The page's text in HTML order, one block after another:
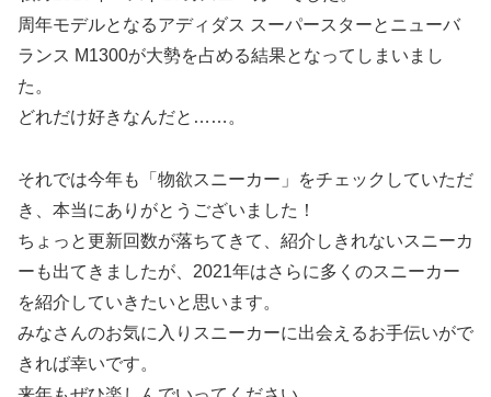
周年モデルとなるアディダス スーパースターとニューバ
ランス M1300が大勢を占める結果となってしまいまし
た。
どれだけ好きなんだと……。
それでは今年も「物欲スニーカー」をチェックしていただ
き、本当にありがとうございました！
ちょっと更新回数が落ちてきて、紹介しきれないスニーカ
ーも出てきましたが、2021年はさらに多くのスニーカー
を紹介していきたいと思います。
みなさんのお気に入りスニーカーに出会えるお手伝いがで
きれば幸いです。